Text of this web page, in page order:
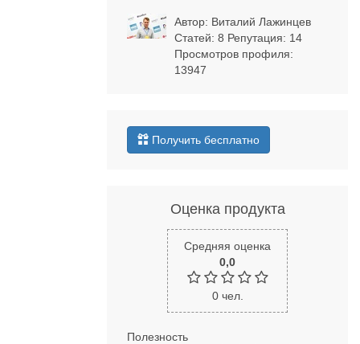
Автор: Виталий Лажинцев
Статей: 8 Репутация: 14
Просмотров профиля:
13947
Получить бесплатно
Оценка продукта
Средняя оценка
0,0
0чел.
Полезность